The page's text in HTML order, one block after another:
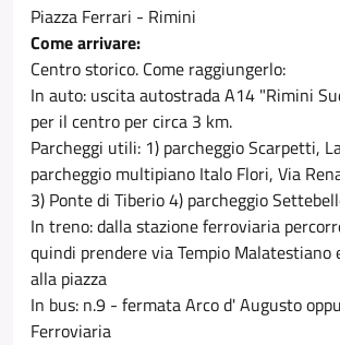
Piazza Ferrari - Rimini
Come arrivare:
Centro storico. Come raggiungerlo:
In auto: uscita autostrada A14 "Rimini
per il centro per circa 3 km.
Parcheggi utili: 1) parcheggio Scarpetti,
parcheggio multipiano Italo Flori, Via
3) Ponte di Tiberio 4) parcheggio
In treno: dalla stazione ferroviaria
quindi prendere via Tempio Malatestiano
alla piazza
In bus: n.9 - fermata Arco d' Augusto
Ferroviaria